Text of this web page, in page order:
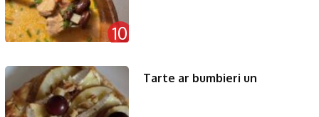
10
Tarte ar bumbieri un